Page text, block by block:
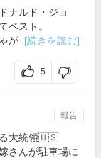
ナルド・ジョ
スト。
が [続きを読む]
5
る大統領🇺🇸
さんが駐車場に
報告